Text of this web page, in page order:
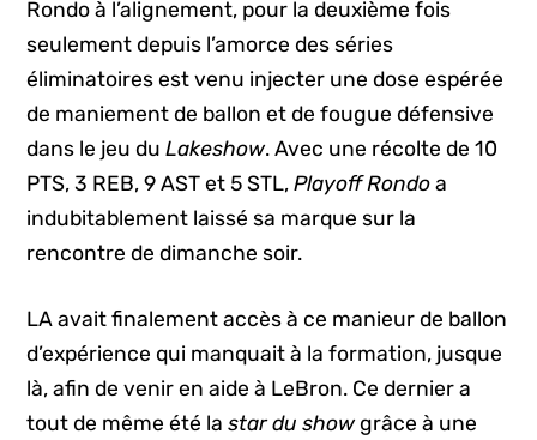
Rondo à l’alignement, pour la deuxième fois
seulement depuis l’amorce des séries
éliminatoires est venu injecter une dose espérée
de maniement de ballon et de fougue défensive
dans le jeu duLakeshow. Avec une récolte de 10
PTS, 3 REB, 9 AST et 5 STL,Playoff Rondo a
indubitablement laissé sa marque sur la
rencontre de dimanche soir.
LA avait finalement accès à ce manieur de ballon
d’expérience qui manquait à la formation, jusque
là, afin de venir en aide à LeBron. Ce dernier a
tout de même été lastar du showgrâce à une